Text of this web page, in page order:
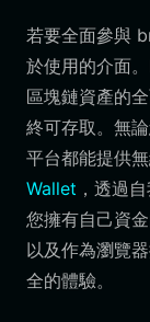
若要全面參與
於使用的介面
區塊鏈資產的
終可存取。無
平台都能提供
Wallet ，透過
您擁有自己資
以及作為瀏覽
全的體驗。